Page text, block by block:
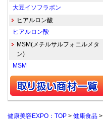
大豆イソフラボン
ヒアルロン酸
ヒアルロン酸
MSM(メチルサルフォニルメタ
ン)
MSM
健康美容EXPO：TOP > 健康食品 >